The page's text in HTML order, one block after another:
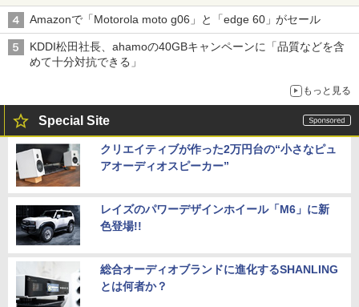
Amazonで「Motorola moto g06」と「edge 60」がセール
KDDI松田社長、ahamoの40GBキャンペーンに「品質などを含
めて十分対抗できる」
もっと見る
Special Site
クリエイティブが作った2万円台の“小さなピュ
アオーディオスピーカー”
レイズのパワーデザインホイール「M6」に新
色登場!!
総合オーディオブランドに進化するSHANLING
とは何者か？